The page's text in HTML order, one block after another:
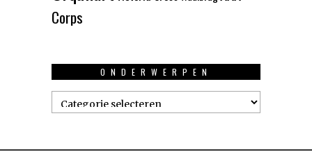
Corps
ONDERWERPEN
Onderwerpen